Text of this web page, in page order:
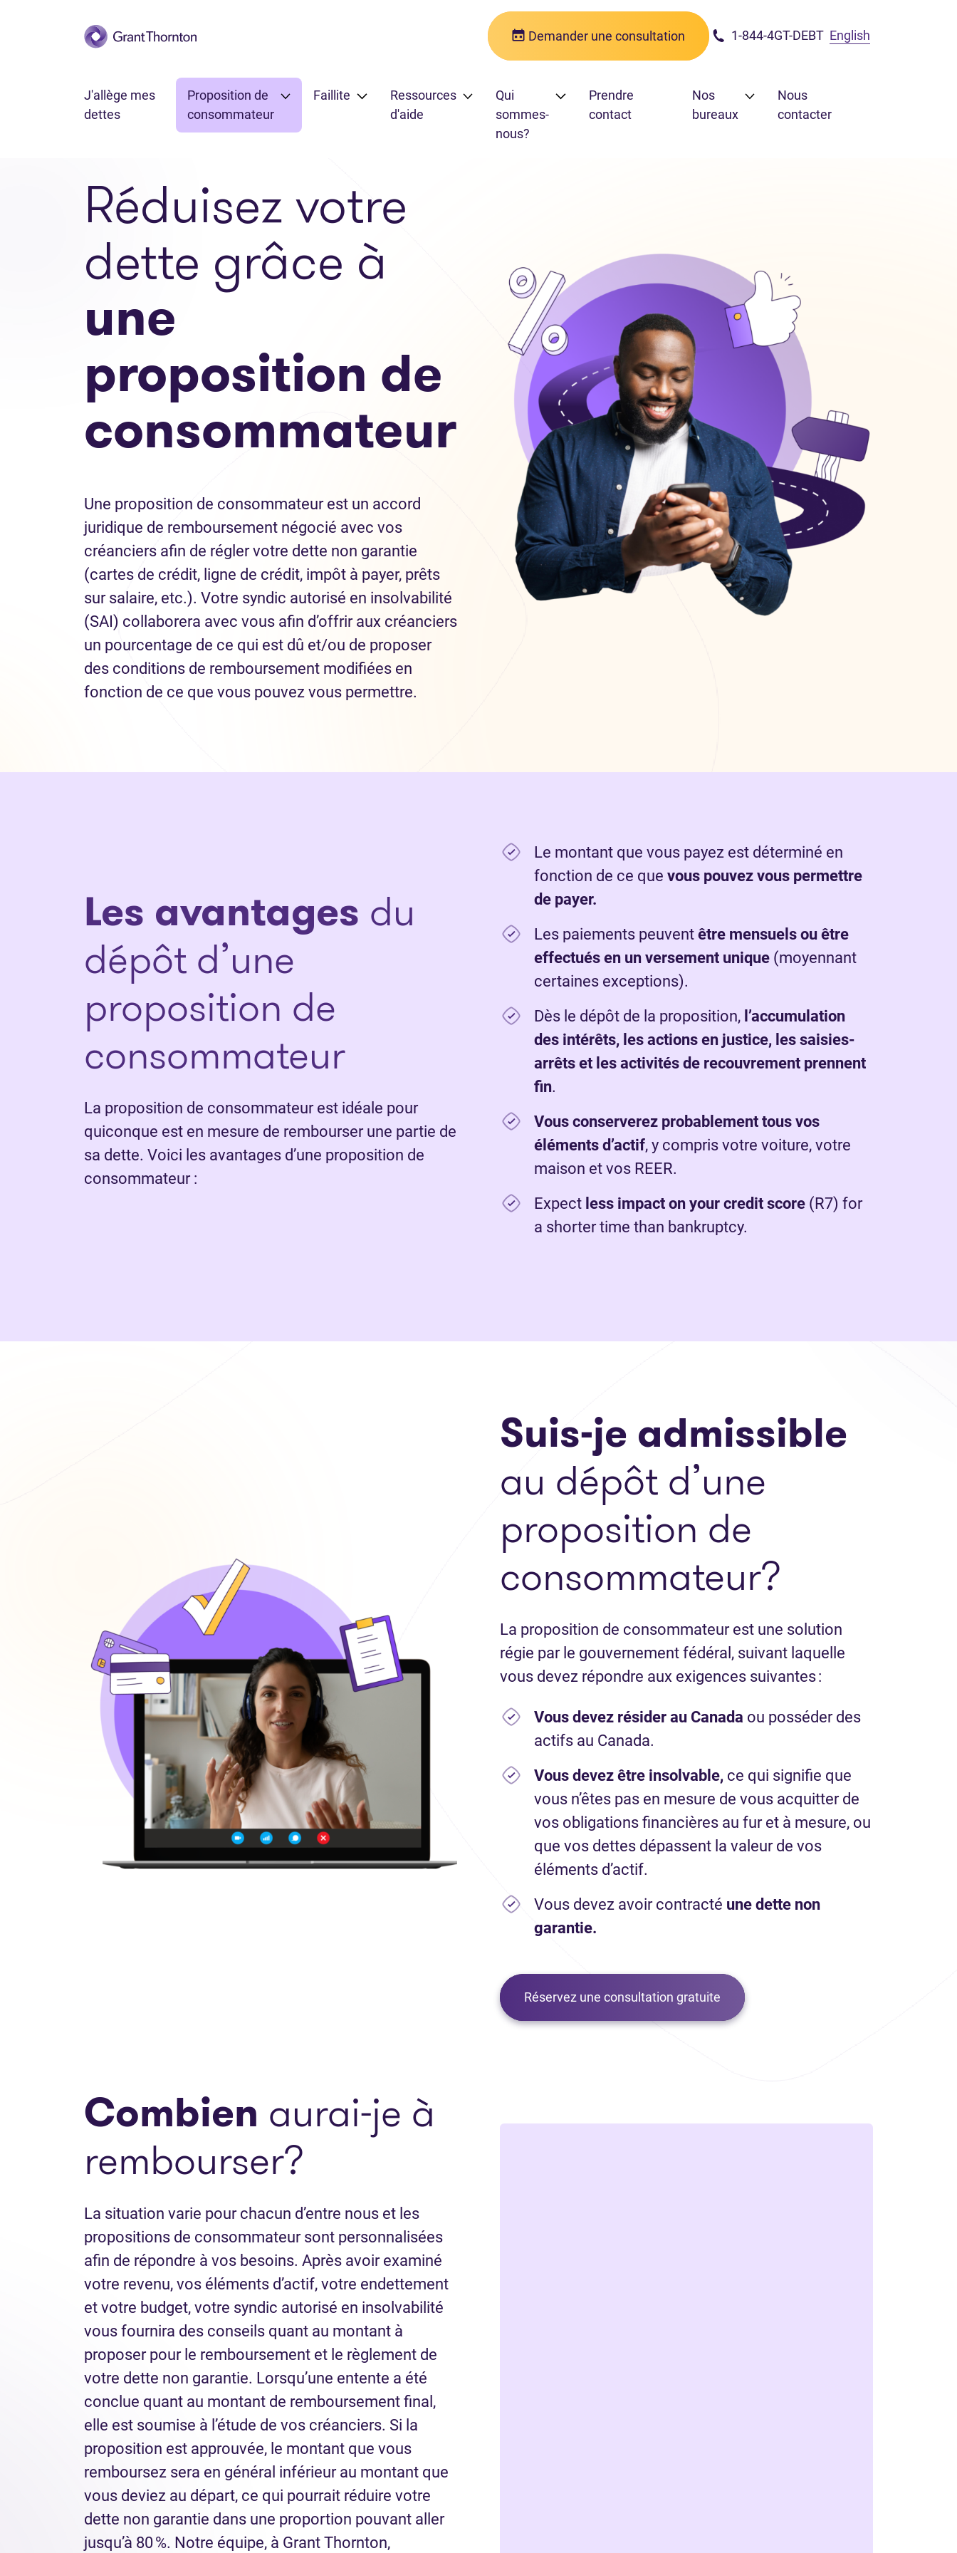
Passer au contenu principal Demander une consultation 1-844-4GT-DEBT English
J'allège mes
dettes
Proposition de
consommateur
Faillite
Ressources
d'aide
Qui
sommes-
nous?
Prendre
contact
Nos
bureaux
Nous
contacter
Réduisez votre
dette grâce à
une
proposition de
consommateur
Une proposition de consommateur est un accord
juridique de remboursement négocié avec vos
créanciers afin de régler votre dette non garantie
(cartes de crédit, ligne de crédit, impôt à payer, prêts
sur salaire, etc.). Votre syndic autorisé en insolvabilité
(SAI) collaborera avec vous afin d’offrir aux créanciers
un pourcentage de ce qui est dû et/ou de proposer
des conditions de remboursement modifiées en
fonction de ce que vous pouvez vous permettre.
Les avantages du
dépôt d’une
proposition de
consommateur
La proposition de consommateur est idéale pour
quiconque est en mesure de rembourser une partie de
sa dette. Voici les avantages d’une proposition de
consommateur :
Le montant que vous payez est déterminé en
fonction de ce que vous pouvez vous permettre
de payer.
Les paiements peuvent être mensuels ou être
effectués en un versement unique (moyennant
certaines exceptions).
Dès le dépôt de la proposition, l’accumulation
des intérêts, les actions en justice, les saisies-
arrêts et les activités de recouvrement prennent
fin.
Vous conserverez probablement tous vos
éléments d’actif, y compris votre voiture, votre
maison et vos REER.
Expect less impact on your credit score (R7) for
a shorter time than bankruptcy.
Suis-je admissible
au dépôt d’une
proposition de
consommateur?
La proposition de consommateur est une solution
régie par le gouvernement fédéral, suivant laquelle
vous devez répondre aux exigences suivantes :
Vous devez résider au Canada ou posséder des
actifs au Canada.
Vous devez être insolvable, ce qui signifie que
vous n’êtes pas en mesure de vous acquitter de
vos obligations financières au fur et à mesure, ou
que vos dettes dépassent la valeur de vos
éléments d’actif.
Vous devez avoir contracté une dette non
garantie.
Réservez une consultation gratuite
Combien aurai-je à
rembourser?
La situation varie pour chacun d’entre nous et les
propositions de consommateur sont personnalisées
afin de répondre à vos besoins. Après avoir examiné
votre revenu, vos éléments d’actif, votre endettement
et votre budget, votre syndic autorisé en insolvabilité
vous fournira des conseils quant au montant à
proposer pour le remboursement et le règlement de
votre dette non garantie. Lorsqu’une entente a été
conclue quant au montant de remboursement final,
elle est soumise à l’étude de vos créanciers. Si la
proposition est approuvée, le montant que vous
remboursez sera en général inférieur au montant que
vous deviez au départ, ce qui pourrait réduire votre
dette non garantie dans une proportion pouvant aller
jusqu’à 80 %. Notre équipe, à Grant Thornton,